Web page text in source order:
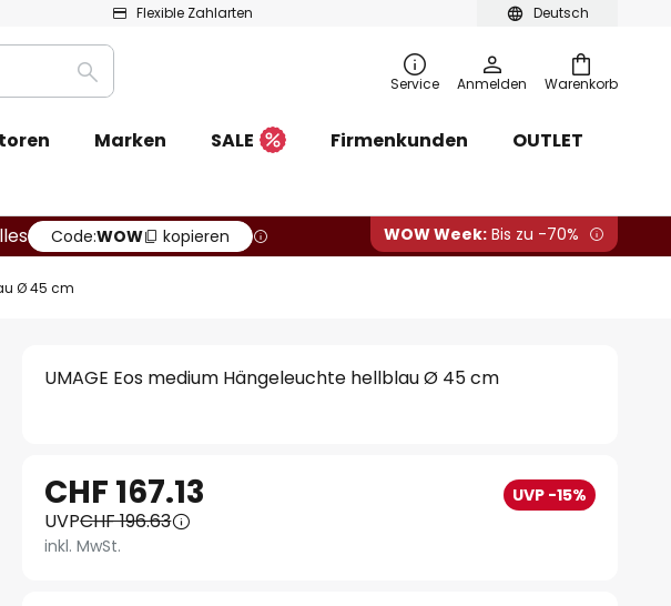
Deutsch
Flexible Zahlarten
Warenkorb
Suche Service Anmelden
Marken SALE Firmenkunden
OUTLET
Code:WOW kopieren WOW Week: Bis zu -70%
Ø 45 cm
UMAGE Eos medium Hängeleuchte hellblau Ø 45 cm
CHF 167.13 UVP -15%
UVPCHF 196.63
inkl. MwSt.